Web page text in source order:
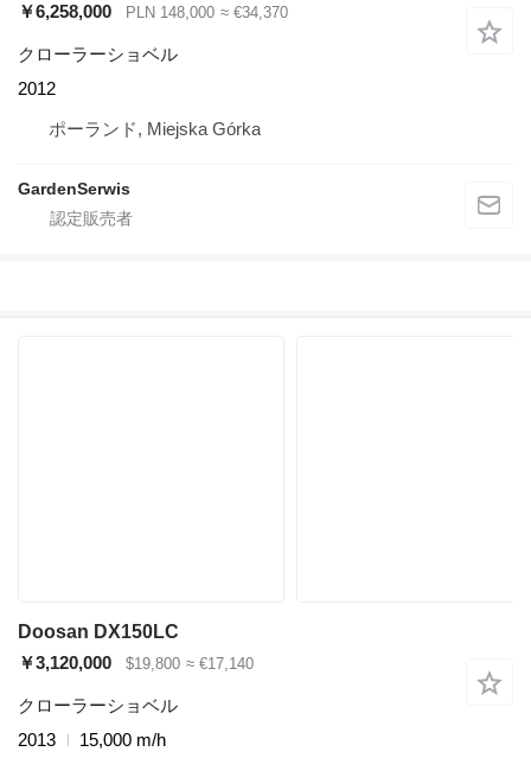
￥6,258,000
PLN 148,000 ≈ €34,370
クローラーショベル
2012
ポーランド, Miejska Górka
GardenSerwis
Doosan DX150LC
￥3,120,000
$19,800 ≈ €17,140
クローラーショベル
2013
15,000 m/h